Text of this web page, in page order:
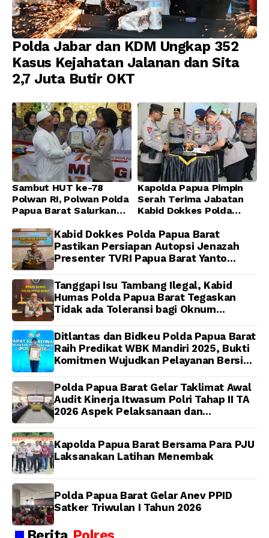
Polda Jabar dan KDM Ungkap 352
Kasus Kejahatan Jalanan dan Sita
2,7 Juta Butir OKT
Sambut HUT ke-78
Polwan RI, Polwan Polda
Papua Barat Salurkan
Ibadah Bersama di
Masjid Al-Muhajirin
Kapolda Papua Pimpin
Serah Terima Jabatan
Kabid Dokkes Polda
Kabid Dokkes Polda Papua Barat
Pastikan Persiapan Autopsi Jenazah
Presenter TVRI Papua Barat Yanto
Dijadwalkan Kamis
Tanggapi Isu Tambang Ilegal, Kabid
Humas Polda Papua Barat Tegaskan
Tidak ada Toleransi bagi Oknum
Ditlantas dan Bidkeu Polda Papua Barat
Raih Predikat WBK Mandiri 2025, Bukti
Komitmen Wujudkan Pelayanan Bersih
Polda Papua Barat Gelar Taklimat Awal
Audit Kinerja Itwasum Polri Tahap II TA
2026 Aspek Pelaksanaan dan
Kapolda Papua Barat Bersama Para PJU
Laksanakan Latihan Menembak
Polda Papua Barat Gelar Anev PPID
Satker Triwulan I Tahun 2026